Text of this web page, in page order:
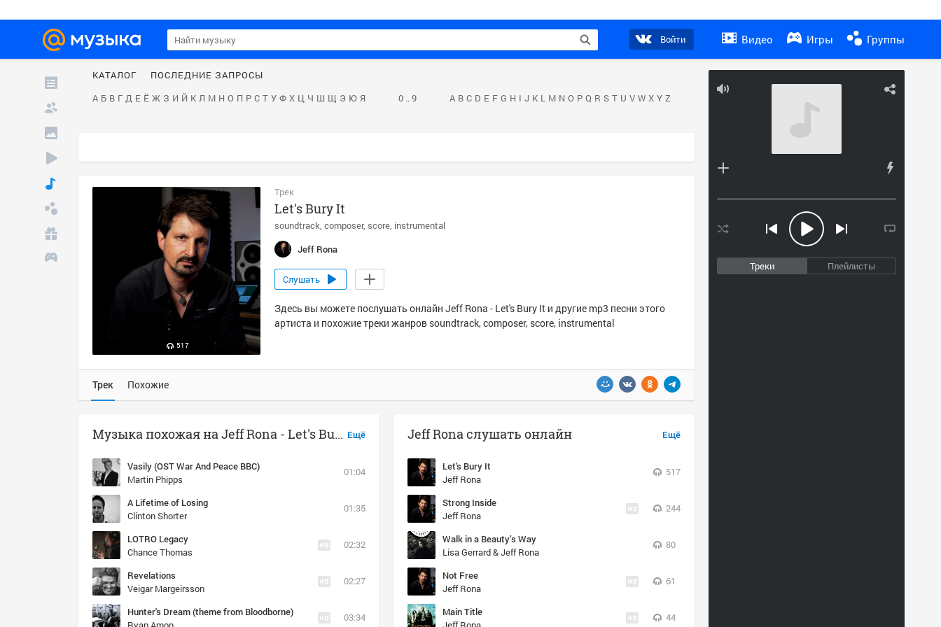
Войти Видео Игры Группы
Треки Плейлисты
КАТАЛОГ
ПОСЛЕДНИЕ ЗАПРОСЫ
А Б В Г Д Е Ё Ж З И Й К Л М Н О П Р С Т У Ф Х Ц Ч Ш Щ Э Ю Я 0 .. 9 A B C D E F G H I J K L M N O P Q R S T U V W X Y Z
517
Трек
Let's Bury It
soundtrack composer score instrumental
Jeff Rona
Слушать
Здесь вы можете послушать онлайн Jeff Rona - Let's Bury It и другие mp3 песни этого
артиста и похожие треки жанров soundtrack, composer, score, instrumental
Трек Похожие
Ещё
Музыка похожая на Jeff Rona - Let's Bury It
Vasily (OST War And Peace BBC)
Martin Phipps
01:04
A Lifetime of Losing
Clinton Shorter
01:35
LOTRO Legacy
Chance Thomas
02:32
Revelations
Veigar Margeirsson
02:27
Hunter's Dream (theme from Bloodborne)
03:34
Ещё
Jeff Rona слушать онлайн
Let's Bury It
Jeff Rona
517
Strong Inside
Jeff Rona
244
Walk in a Beauty’s Way
Lisa Gerrard & Jeff Rona
80
Not Free
Jeff Rona
61
Main Title
44